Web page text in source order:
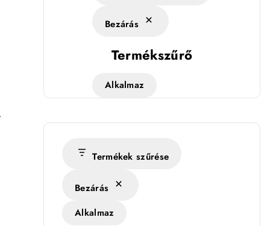
Bezárás
Termékszűrő
Alkalmaz
Termékek szűrése
Bezárás
Alkalmaz